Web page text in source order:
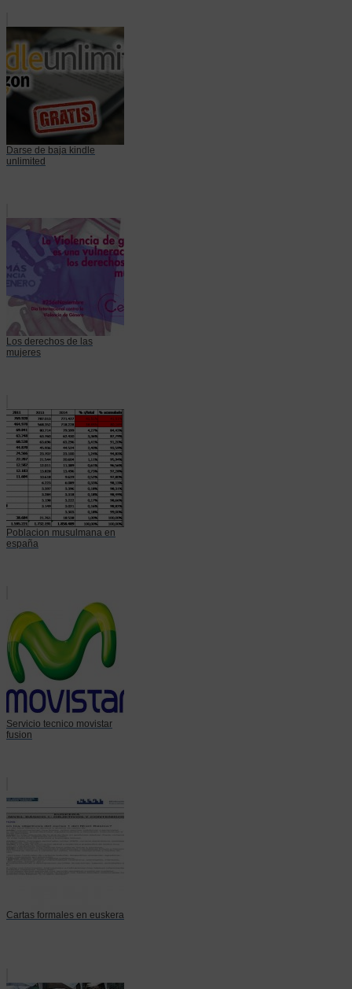
Darse de baja kindle
unlimited
Los derechos de las
mujeres
Poblacion musulmana en
españa
Servicio tecnico movistar
fusion
Cartas formales en euskera